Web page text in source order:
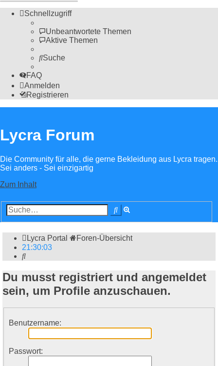
Schnellzugriff
Unbeantwortete Themen
Aktive Themen
Suche
FAQ
Anmelden
Registrieren
Lycra Forum
Die Community für alle, die gerne Bekleidung aus Lycra tragen.
Sei anders - Sei einzigartig
Zum Inhalt
Suche
Lycra Portal
Foren-Übersicht
21:30:03
Suche
Du musst registriert und angemeldet
sein, um Profile anzuschauen.
Benutzername:
Passwort: